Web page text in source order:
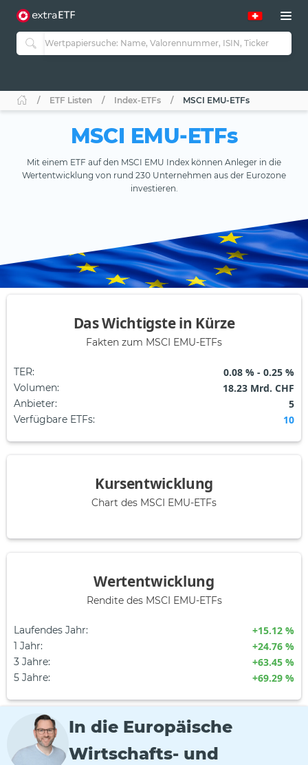
ETF Listen Index-ETFs MSCI EMU-ETFs
MSCI EMU-ETFs
Mit einem ETF auf den MSCI EMU Index können Anleger in die
Wertentwicklung von rund 230 Unternehmen aus der Eurozone
investieren.
Das Wichtigste in Kürze
Fakten zum MSCI EMU-ETFs
TER: 0.08 % - 0.25 %
Volumen: 18.23 Mrd. CHF
Anbieter: 5
Verfügbare ETFs: 10
Kursentwicklung
Chart des MSCI EMU-ETFs
Wertentwicklung
Rendite des MSCI EMU-ETFs
Laufendes Jahr: +15.12 %
1 Jahr: +24.76 %
3 Jahre: +63.45 %
5 Jahre: +69.29 %
In die Europäische
Wirtschafts- und